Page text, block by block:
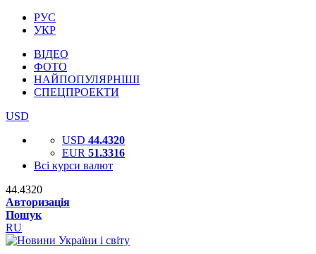
РУС
УКР
ВІДЕО
ФОТО
НАЙПОПУЛЯРНІШІ
СПЕЦПРОЕКТИ
USD
USD 44.4320
EUR 51.3316
Всі курси валют
44.4320
Авторизація
Пошук
RU